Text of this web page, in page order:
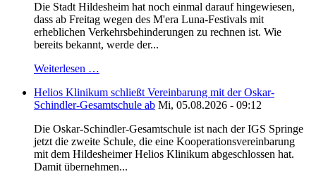
Die Stadt Hildesheim hat noch einmal darauf hingewiesen,
dass ab Freitag wegen des M'era Luna-Festivals mit
erheblichen Verkehrsbehinderungen zu rechnen ist. Wie
bereits bekannt, werde der...
Weiterlesen …
Helios Klinikum schließt Vereinbarung mit der Oskar-
Schindler-Gesamtschule ab Mi, 05.08.2026 - 09:12
Die Oskar-Schindler-Gesamtschule ist nach der IGS Springe
jetzt die zweite Schule, die eine Kooperationsvereinbarung
mit dem Hildesheimer Helios Klinikum abgeschlossen hat.
Damit übernehmen...